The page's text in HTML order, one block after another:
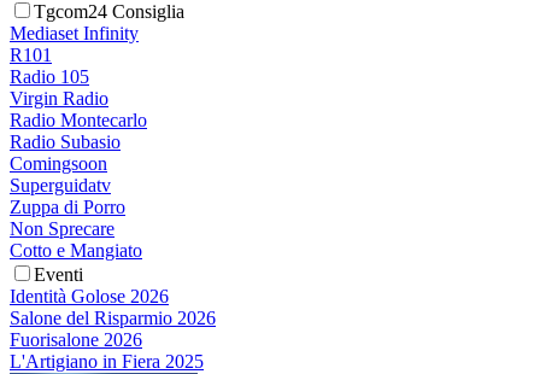
Tgcom24 Consiglia
Mediaset Infinity
R101
Radio 105
Virgin Radio
Radio Montecarlo
Radio Subasio
Comingsoon
Superguidatv
Zuppa di Porro
Non Sprecare
Cotto e Mangiato
Eventi
Identità Golose 2026
Salone del Risparmio 2026
Fuorisalone 2026
L'Artigiano in Fiera 2025